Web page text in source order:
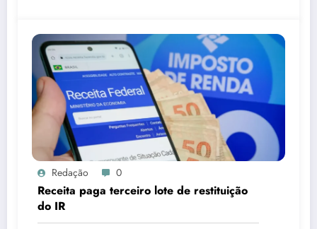
Redação 0
Receita paga terceiro lote de restituição
do IR